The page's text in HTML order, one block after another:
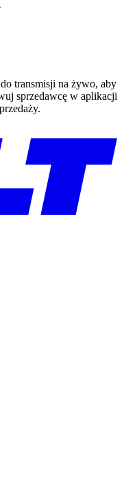
transmisji na żywo, aby
sprzedawcę w aplikacji